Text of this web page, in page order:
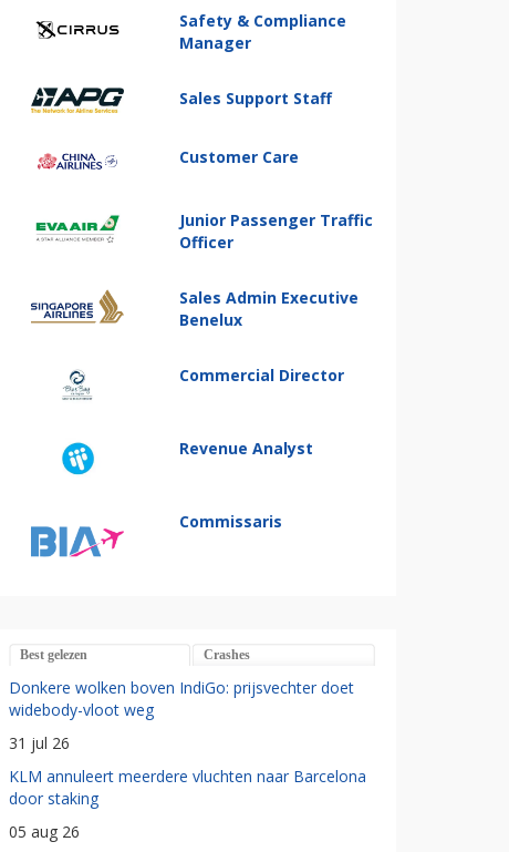
Safety & Compliance
Manager
Sales Support Staff
Customer Care
Junior Passenger Traffic
Officer
Sales Admin Executive
Benelux
Commercial Director
Revenue Analyst
Commissaris
Best gelezen Crashes
Donkere wolken boven IndiGo: prijsvechter doet
widebody-vloot weg
31 jul 26
KLM annuleert meerdere vluchten naar Barcelona
door staking
05 aug 26